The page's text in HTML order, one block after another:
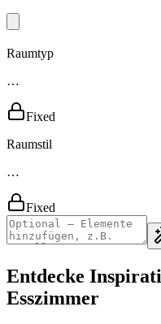
Raumtyp
…
Fixed
Raumstil
…
Fixed
Entdecke
Esszimmer